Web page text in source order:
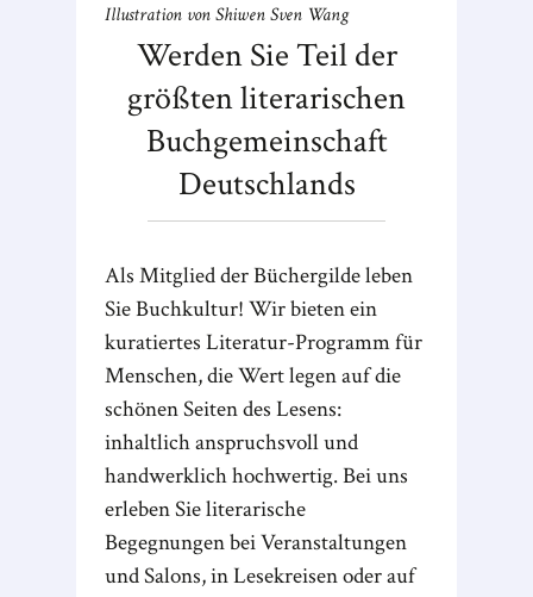
Werden Sie Teil der
größten literarischen
Buchgemeinschaft
Deutschlands
Als Mitglied der Büchergilde leben
Sie Buchkultur! Wir bieten ein
kuratiertes Literatur-Programm für
Menschen, die Wert legen auf die
schönen Seiten des Lesens:
inhaltlich anspruchsvoll und
handwerklich hochwertig. Bei uns
erleben Sie literarische
Begegnungen bei Veranstaltungen
und Salons, in Lesekreisen oder auf
Illustration von Shiwen Sven Wang